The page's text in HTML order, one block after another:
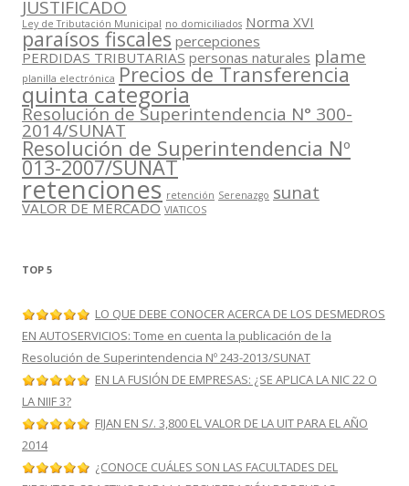
JUSTIFICADO
Ley de Tributación Municipal no domiciliados Norma XVI
paraísos fiscales percepciones
PERDIDAS TRIBUTARIAS personas naturales plame
planilla electrónica Precios de Transferencia
quinta categoria
Resolución de Superintendencia N° 300-
2014/SUNAT
Resolución de Superintendencia Nº
013-2007/SUNAT
retenciones retención Serenazgo sunat
VALOR DE MERCADO VIATICOS
TOP 5
LO QUE DEBE CONOCER ACERCA DE LOS DESMEDROS
EN AUTOSERVICIOS: Tome en cuenta la publicación de la
Resolución de Superintendencia Nº 243-2013/SUNAT
EN LA FUSIÓN DE EMPRESAS: ¿SE APLICA LA NIC 22 O
LA NIIF 3?
FIJAN EN S/. 3,800 EL VALOR DE LA UIT PARA EL AÑO
2014
¿CONOCE CUÁLES SON LAS FACULTADES DEL